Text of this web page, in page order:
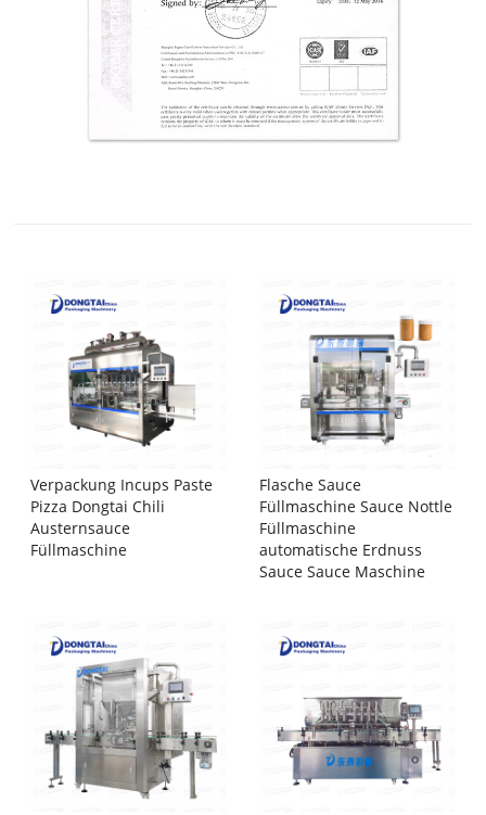
Verpackung Incups Paste
Pizza Dongtai Chili
Austernsauce
Füllmaschine
Flasche Sauce
Füllmaschine Sauce Nottle
Füllmaschine
automatische Erdnuss
Sauce Sauce Maschine